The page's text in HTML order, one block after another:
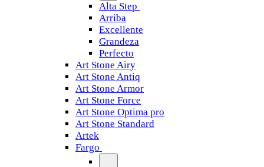
Alta Step
Arriba
Excellente
Grandeza
Perfecto
Art Stone Airy
Art Stone Antiq
Art Stone Armor
Art Stone Force
Art Stone Optima pro
Art Stone Standard
Artek
Fargo